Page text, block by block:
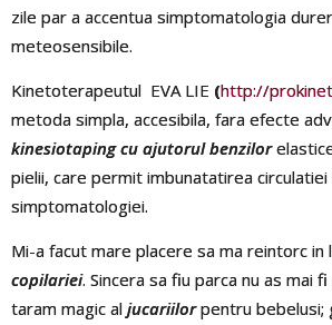
zile par a accentua simptomatologia
meteosensibile.
Kinetoterapeutul EVA LIE (http://
metoda simpla, accesibila, fara efecte
kinesiotaping cu ajutorul benzilor
pielii, care permit imbunatatirea
simptomatologiei.
Mi-a facut mare placere sa ma reintorc in
copilariei. Sincera sa fiu parca nu as mai
taram magic al jucariilorpentru bebelusi;